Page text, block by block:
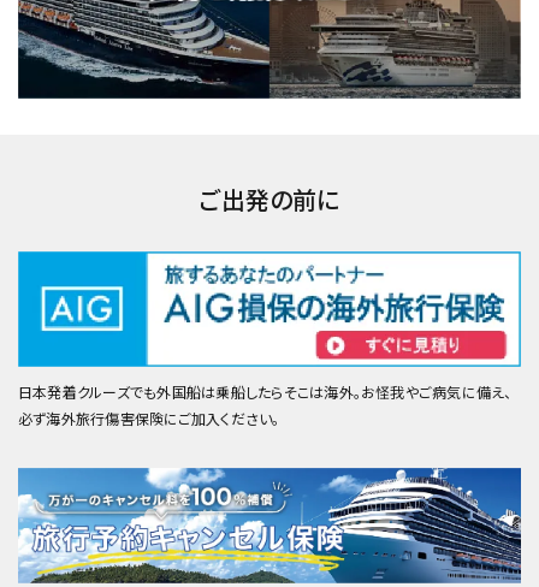
ご出発の前に
日本発着クルーズでも外国船は乗船したらそこは海外。お怪我やご病気に備え、
必ず海外旅行傷害保険にご加入ください。